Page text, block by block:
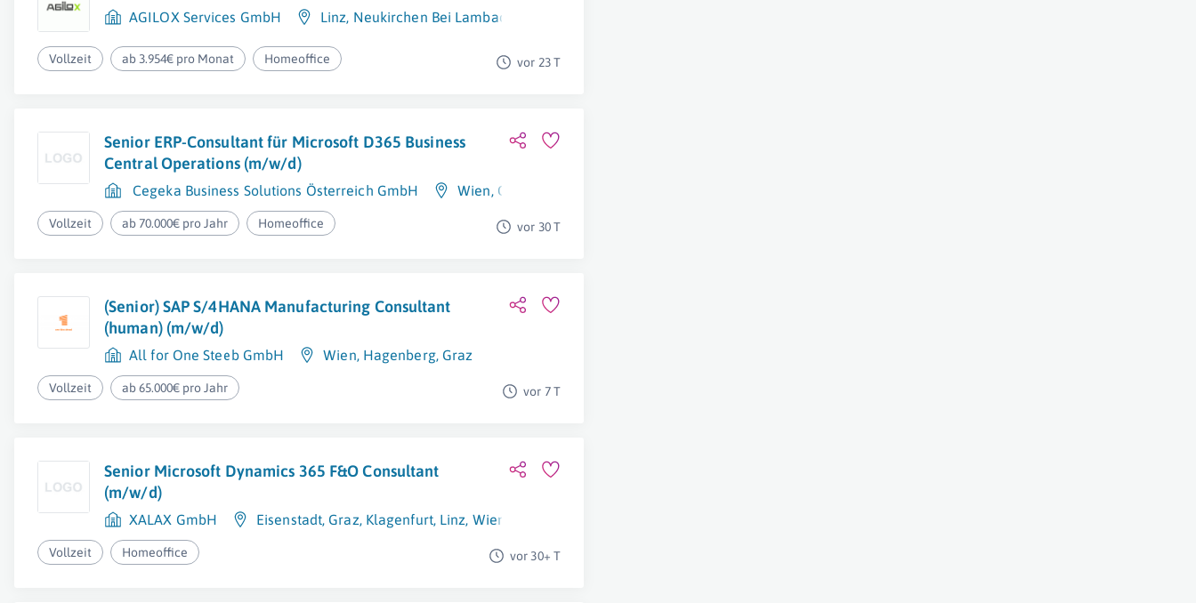
AGILOX Services GmbH Linz, Neukirchen Bei Lambach
Vollzeit ab 3.954€ pro Monat Homeoffice vor 23 T
Senior ERP-Consultant für Microsoft D365 Business
Central Operations (m/w/d)
Cegeka Business Solutions Österreich GmbH Wien, Graz
Vollzeit ab 70.000€ pro Jahr Homeoffice vor 30 T
(Senior) SAP S/4HANA Manufacturing Consultant
(human) (m/w/d)
All for One Steeb GmbH Wien, Hagenberg, Graz
Vollzeit ab 65.000€ pro Jahr vor 7 T
Senior Microsoft Dynamics 365 F&O Consultant
(m/w/d)
XALAX GmbH Eisenstadt, Graz, Klagenfurt, Linz, Wien
Vollzeit Homeoffice vor 30+ T